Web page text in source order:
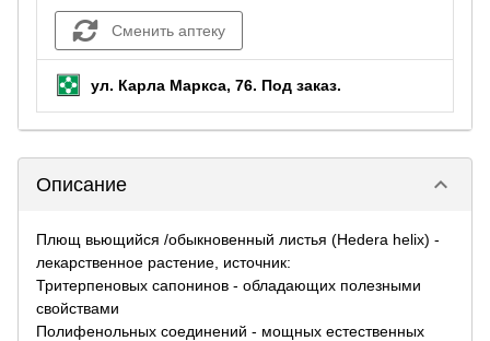
Сменить аптеку
ул. Карла Маркса, 76. Под заказ.
Описание keyboard_arrow_down
Плющ вьющийся /обыкновенный листья (Hedera helix) -
лекарственное растение, источник:
Тритерпеновых сапонинов - обладающих полезными
свойствами
Полифенольных соединений - мощных естественных